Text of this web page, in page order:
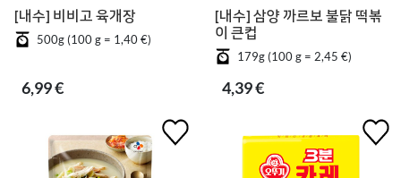
[내수] 비비고 육개장
500g (100 g = 1,40 €)
6,99 €
[내수] 삼양 까르보 불닭 떡볶
이 큰컵
179g (100 g = 2,45 €)
4,39 €